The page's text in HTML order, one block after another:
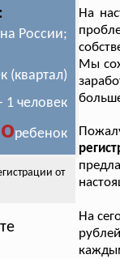
России;
(квартал)
1 человек
ребенок
от
На
Мы
На